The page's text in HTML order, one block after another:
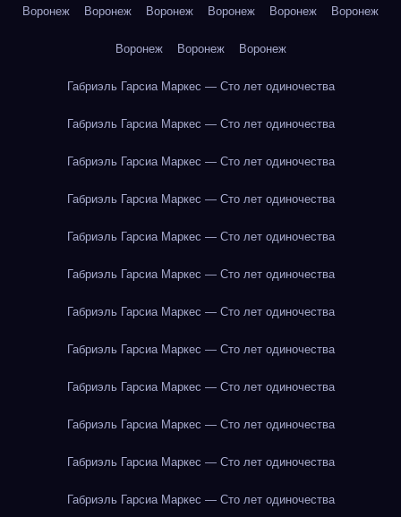
Воронеж Воронеж Воронеж Воронеж Воронеж Воронеж
Воронеж Воронеж Воронеж
Габриэль Гарсиа Маркес — Сто лет одиночества
Габриэль Гарсиа Маркес — Сто лет одиночества
Габриэль Гарсиа Маркес — Сто лет одиночества
Габриэль Гарсиа Маркес — Сто лет одиночества
Габриэль Гарсиа Маркес — Сто лет одиночества
Габриэль Гарсиа Маркес — Сто лет одиночества
Габриэль Гарсиа Маркес — Сто лет одиночества
Габриэль Гарсиа Маркес — Сто лет одиночества
Габриэль Гарсиа Маркес — Сто лет одиночества
Габриэль Гарсиа Маркес — Сто лет одиночества
Габриэль Гарсиа Маркес — Сто лет одиночества
Габриэль Гарсиа Маркес — Сто лет одиночества